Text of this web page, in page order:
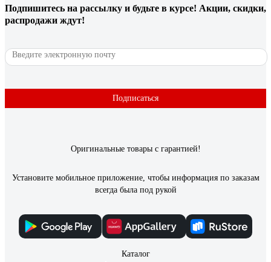
Подпишитесь на рассылку и будьте в курсе! Акции, скидки,
распродажи ждут!
Подписаться
Оригинальные товары с гарантией!
Установите мобильное приложение, чтобы информация по заказам
всегда была под рукой
Каталог